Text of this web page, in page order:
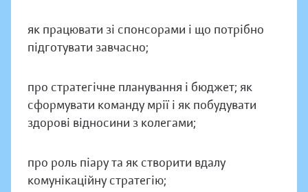
як працювати зі спонсорами і що потрібно
підготувати завчасно;
про стратегічне планування і бюджет; як
сформувати команду мрії і як побудувати
здорові відносини з колегами;
про роль піару та як створити вдалу
комунікаційну стратегію;